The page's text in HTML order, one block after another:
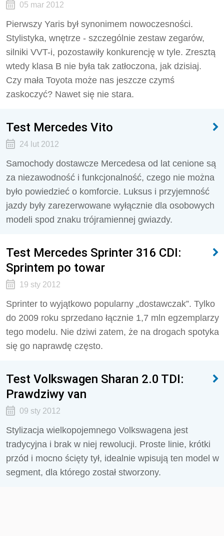
05 mar 2012
Pierwszy Yaris był synonimem nowoczesności.
Stylistyka, wnętrze - szczególnie zestaw zegarów,
silniki VVT-i, pozostawiły konkurencję w tyle. Zresztą
wtedy klasa B nie była tak zatłoczona, jak dzisiaj.
Czy mała Toyota może nas jeszcze czymś
zaskoczyć? Nawet się nie stara.
Test Mercedes Vito
24 lut 2012
Samochody dostawcze Mercedesa od lat cenione są
za niezawodność i funkcjonalność, czego nie można
było powiedzieć o komforcie. Luksus i przyjemność
jazdy były zarezerwowane wyłącznie dla osobowych
modeli spod znaku trójramiennej gwiazdy.
Test Mercedes Sprinter 316 CDI:
Sprintem po towar
19 sty 2012
Sprinter to wyjątkowo popularny „dostawczak”. Tylko
do 2009 roku sprzedano łącznie 1,7 mln egzemplarzy
tego modelu. Nie dziwi zatem, że na drogach spotyka
się go naprawdę często.
Test Volkswagen Sharan 2.0 TDI:
Prawdziwy van
09 sty 2012
Stylizacja wielkopojemnego Volkswagena jest
tradycyjna i brak w niej rewolucji. Proste linie, krótki
przód i mocno ścięty tył, idealnie wpisują ten model w
segment, dla którego został stworzony.